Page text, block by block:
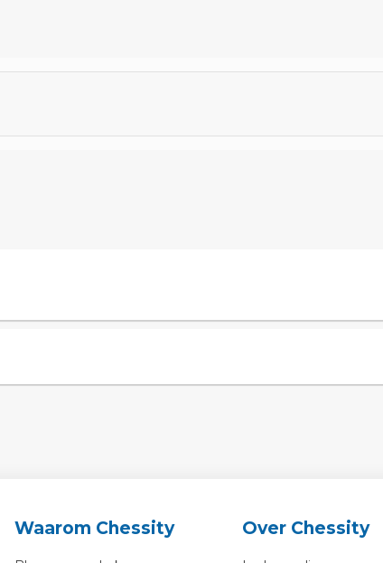
Waarom Chessity Over Chessity